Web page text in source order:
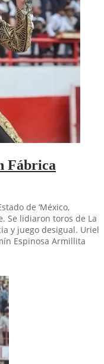
Fábrica
de ‘México,
Se lidiaron toros de La
y juego desigual. Uriel
Espinosa Armillita